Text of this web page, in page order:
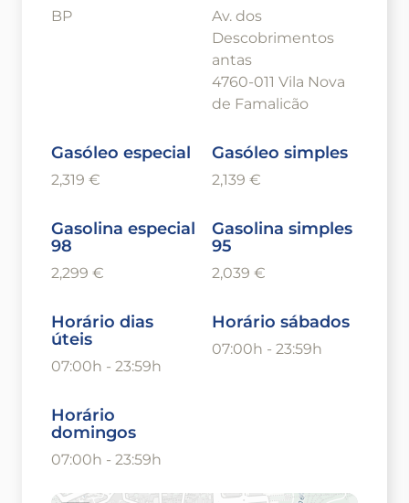
BP
Av. dos
Descobrimentos
antas
4760-011 Vila Nova
de Famalicão
Gasóleo especial
2,319 €
Gasóleo simples
2,139 €
Gasolina especial
98
2,299 €
Gasolina simples
95
2,039 €
Horário dias
úteis
07:00h - 23:59h
Horário sábados
07:00h - 23:59h
Horário
domingos
07:00h - 23:59h